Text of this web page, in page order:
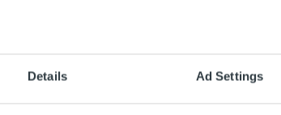
Details Ad Settings